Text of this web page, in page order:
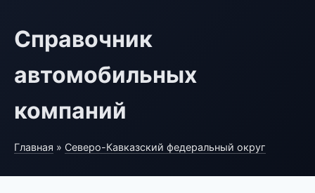
Справочник
автомобильных
компаний
Главная » Северо-Кавказский федеральный округ